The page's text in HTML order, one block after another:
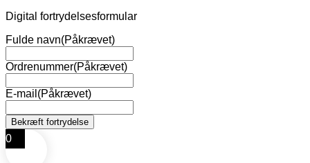
Digital fortrydelsesformular
Fulde navn(Påkrævet)
Ordrenummer(Påkrævet)
E-mail (Påkrævet)
0